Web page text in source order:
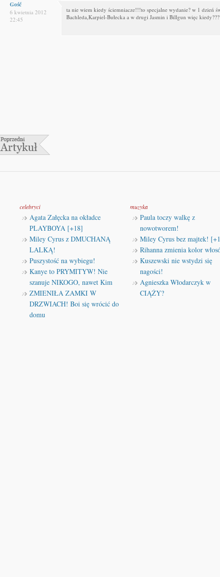
Gość
6 kwietnia 2012
22:45
ta nie wiem kiedy ściemniacze!!!to specjalne wydanie? w 1 dzień
Bachleda,Karpiel-Bułecka a w drugi Jasmin i Billgun więc
celebryci
Agata Załęcka na okładce
PLAYBOYA [+18]
Miley Cyrus z DMUCHANĄ
LALKĄ!
Puszystość na wybiegu!
Kanye to PRYMITYW! Nie
szanuje NIKOGO, nawet Kim
ZMIENIŁA ZAMKI W
DRZWIACH! Boi się wrócić do
domu
muzyka
Paula toczy walkę z
nowotworem!
Miley Cyrus bez majtek!
Rihanna zmienia kolor
Kuszewski nie wstydzi się
nagości!
Agnieszka Włodarczyk w
CIĄŻY?